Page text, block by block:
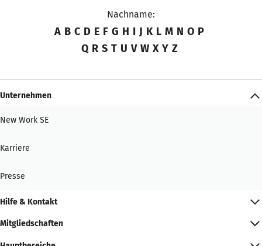
Nachname:
A B C D E F G H I J K L M N O P
Q R S T U V W X Y Z
Unternehmen
New Work SE
Karriere
Presse
Hilfe & Kontakt
Mitgliedschaften